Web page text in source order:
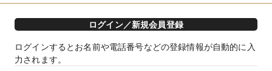
ログイン／新規会員登録
ログインするとお名前や電話番号などの登録情報が自動的に入
力されます。